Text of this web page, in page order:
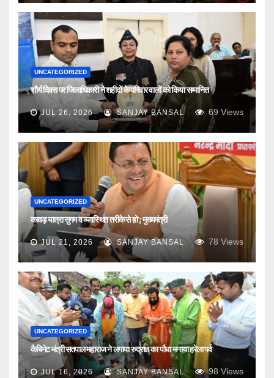
UNCATEGORIZED
शौर्य दिवस पर जिलाधिकारी ने शहीदों के परिवार वालों को किया सम्मानित
JUL 26, 2026 SANJAY BANSAL 69 Views
UNCATEGORIZED
कावड़ यात्रा सुगम व व्यवस्थित तरीके से हो ; मुख्यमंत्री
JUL 21, 2026 SANJAY BANSAL 78 Views
UNCATEGORIZED
कैबिनेट मंत्री सतपाल महाराज ने लगाया रुद्राक्ष का पौधा मनाया हरेला पर्व
JUL 16, 2026 SANJAY BANSAL 98 Views